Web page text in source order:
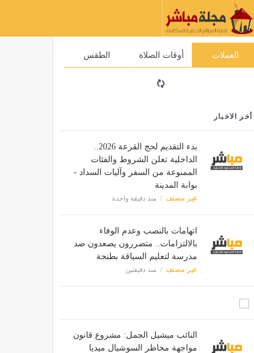
العملات أوقات الصلاة الطقس
أخر الاخبار
بدء التقديم لحج القرعة 2026..
الداخلية تعلن الشروط والفئات
الممنوعة من السفر وآليات السداد -
بوابة المدينة
غير مصنف منذ دقيقة واحدة
اتهامات بالنصب وعدم الوفاء
بالالتزامات.. متضررون يصعدون ضد
مدرسة لتعليم السياقة بطنجة
غير مصنف منذ دقيقتين
النائب ميشيل الجمل: مشروع قانون
مواجهة مخاطر السوشيال ميديا